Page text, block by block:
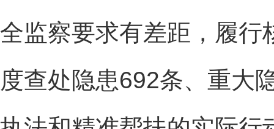
全监察要求有差距，履行
度查处隐患692条、重大